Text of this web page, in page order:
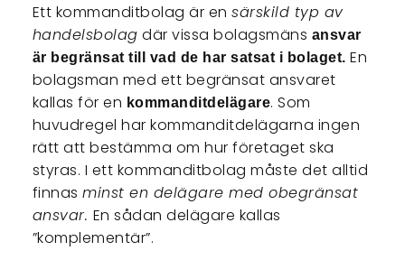
Ett kommanditbolag är ensärskild typ av
handelsbolag där vissa bolagsmäns ansvar
är begränsat till vad de har satsat i bolaget. En
bolagsman med ett begränsat ansvaret
kallas för en kommanditdelägare. Som
huvudregel har kommanditdelägarna ingen
rätt att bestämma om hur företaget ska
styras. I ett kommanditbolag måste det alltid
finnasminst en delägare med obegränsat
ansvar. En sådan delägare kallas
”komplementär”.